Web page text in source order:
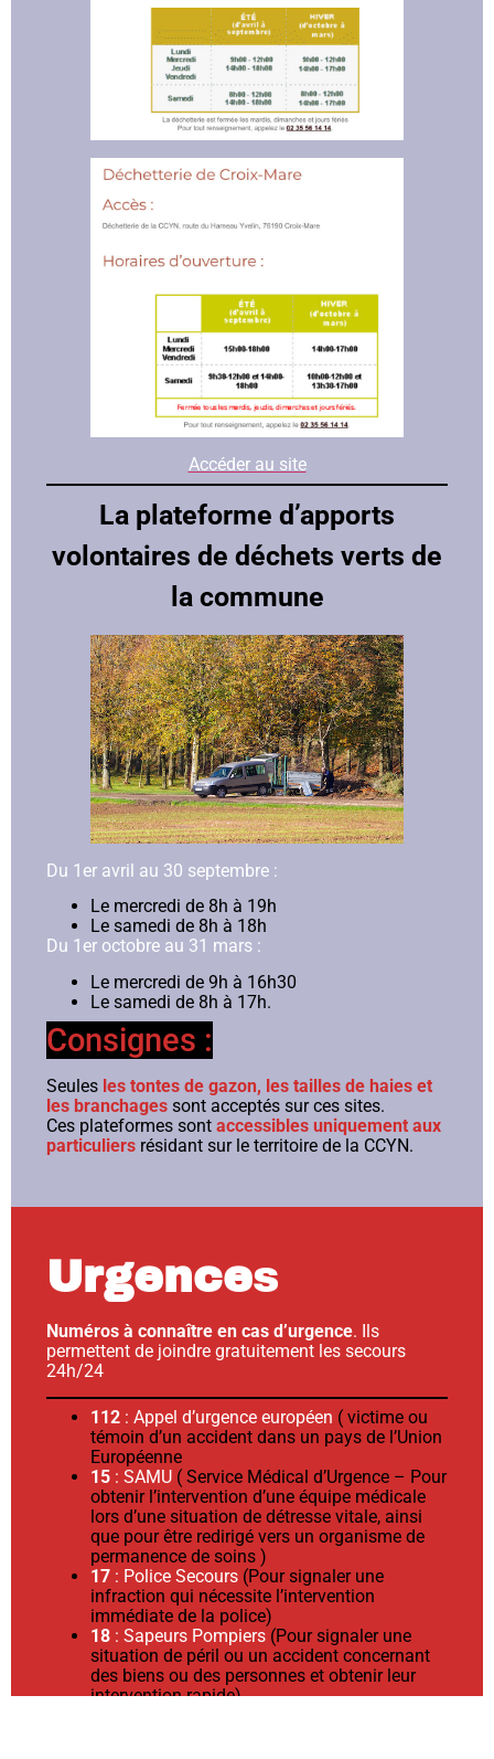
Accéder au site
La plateforme d’apports
volontaires de déchets verts de
la commune
Du 1er avril au 30 septembre :
Le mercredi de 8h à 19h
Le samedi de 8h à 18h
Du 1er octobre au 31 mars :
Le mercredi de 9h à 16h30
Le samedi de 8h à 17h.
Consignes :
Seules les tontes de gazon, les tailles de haies et
les branchages sont acceptés sur ces sites.
Ces plateformes sont accessibles uniquement aux
particuliers résidant sur le territoire de la CCYN.
Urgences
Numéros à connaître en cas d’urgence. Ils
permettent de joindre gratuitement les secours
24h/24
112 : Appel d’urgence européen ( victime ou
témoin d’un accident dans un pays de l’Union
Européenne
15 : SAMU ( Service Médical d’Urgence – Pour
obtenir l’intervention d’une équipe médicale
lors d’une situation de détresse vitale, ainsi
que pour être redirigé vers un organisme de
permanence de soins )
17 : Police Secours (Pour signaler une
infraction qui nécessite l’intervention
immédiate de la police)
18 : Sapeurs Pompiers (Pour signaler une
situation de péril ou un accident concernant
des biens ou des personnes et obtenir leur
intervention rapide)